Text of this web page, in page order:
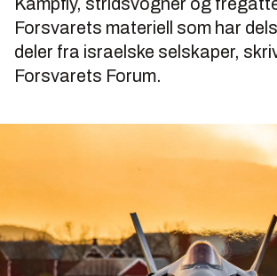
Forsvarets materiell som har
deler fra israelske selskaper,
Forsvarets Forum.